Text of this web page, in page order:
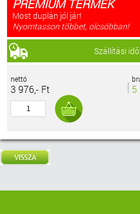
PREMIUM TERMÉK
Most duplán jól jár!
Nyomtasson többet, olcsóbban!
Szállítási
nettó
3 976,- Ft 5